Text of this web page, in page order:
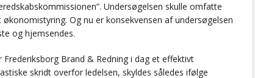
Undersøgelsen skulle omfatte
Og nu er konsekvensen af undersøgelsen
og hjemsendes.
Brand & Redning i dag et effektivt
skridt overfor ledelsen, skyldes således ifølge